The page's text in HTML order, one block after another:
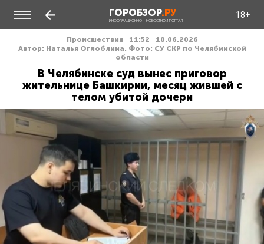
ГОРОБЗОР.РУ
ИНФОРМАЦИОННО - НОВОСТНОЙ ПОРТАЛ
18+
Происшествия 11:52
10.06.2026
Автор: Наталья Оглоблина. Фото: СУ СКР по Челябинской
области
В Челябинске суд вынес приговор
жительнице Башкирии, месяц жившей с
телом убитой дочери